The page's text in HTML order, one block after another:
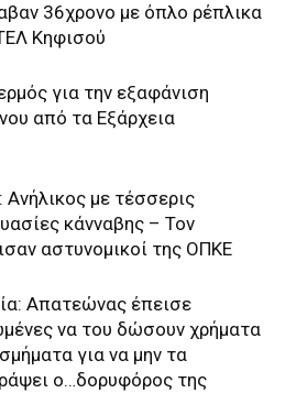
36χρονο με όπλο ρέπλικα
Κηφισού
για την εξαφάνιση
από τα Εξάρχεια
Ανήλικος με τέσσερις
κάνναβης – Τον
αστυνομικοί της ΟΠΚΕ
Απατεώνας έπεισε
να του δώσουν χρήματα
για να μην τα
ο…δορυφόρος της